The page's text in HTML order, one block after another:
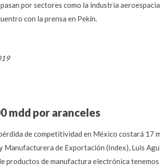
por sectores como la industria
con la prensa en Pekín.
mdd por aranceles
de competitividad en México costará 17
de Exportación (Index), Luis
productos de manufactura electrónica